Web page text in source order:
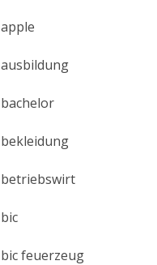
apple
ausbildung
bachelor
bekleidung
betriebswirt
bic
bic feuerzeug